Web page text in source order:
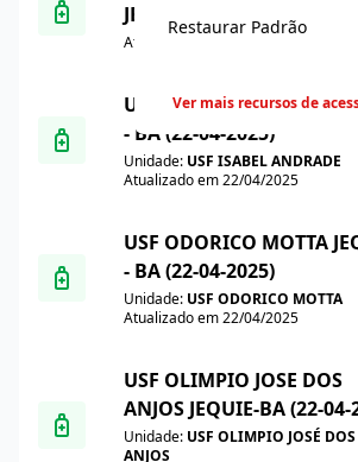
JEQUIE -BA (22-04-2025)
Atualizado em 22/04/2025
USF ISABEL ANDRADE
- BA (22-04-2025)
Unidade: USF ISABEL ANDRADE
Atualizado em 22/04/2025
USF ODORICO MOTTA
- BA (22-04-2025)
Unidade: USF ODORICO MOTTA
Atualizado em 22/04/2025
USF OLIMPIO JOSE DOS
ANJOS JEQUIE-BA (22-04-
Unidade: USF OLIMPIO JOSÉ DOS
ANJOS
Restaurar Padrão
Ver mais recursos de